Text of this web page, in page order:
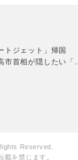
ジェット」帰国
首相が隠したい「...
Reserved.
を禁じます。